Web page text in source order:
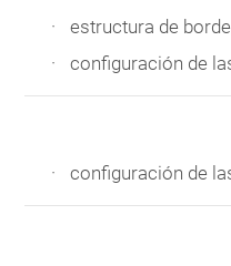
estructura de
configuración de
configuración de